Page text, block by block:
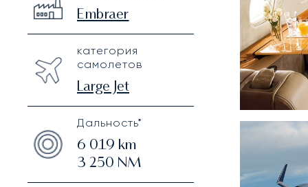
Embraer
категория
самолетов
Large Jet
Дальность*
6 019 km
3 250 NM